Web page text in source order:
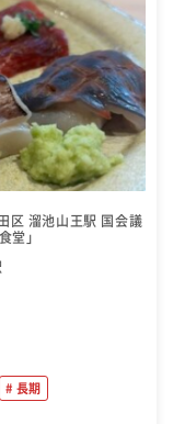
区 溜池山王駅 国会議
堂」
長期